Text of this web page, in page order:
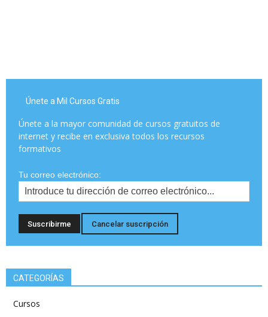
Únete a Mil Cursos Gratis
Únete a la mayor comunidad de cursos gratuitos de
internet y recibe en exclusiva todos los recursos
formativos
Tu correo electrónico:
CATEGORÍAS
Cursos